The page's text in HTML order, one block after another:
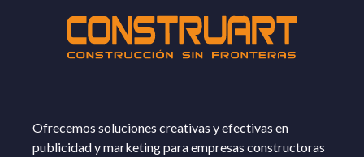
Ofrecemos soluciones creativas y efectivas en
publicidad y marketing para empresas constructoras